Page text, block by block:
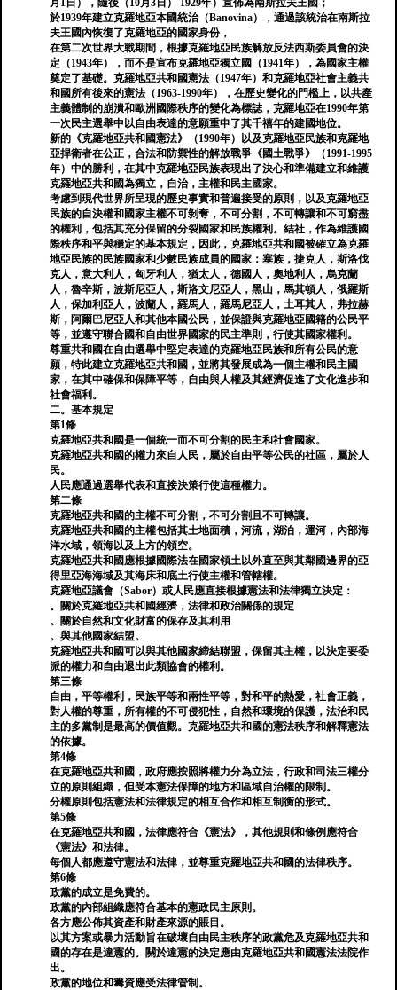
月1日），隨後（10月3日） 1929年）宣佈為南斯拉夫王國；
於1939年建立克羅地亞本國統治（Banovina），通過該統治在南斯拉
夫王國內恢復了克羅地亞的國家身份，
在第二次世界大戰期間，根據克羅地亞民族解放反法西斯委員會的決
定（1943年），而不是宣布克羅地亞獨立國（1941年），為國家主權
奠定了基礎。克羅地亞共和國憲法（1947年）和克羅地亞社會主義共
和國所有後來的憲法（1963-1990年），在歷史變化的門檻上，以共產
主義體制的崩潰和歐洲國際秩序的變化為標誌，克羅地亞在1990年第
一次民主選舉中以自由表達的意願重申了其千禧年的建國地位。
新的《克羅地亞共和國憲法》（1990年）以及克羅地亞民族和克羅地
亞捍衛者在公正，合法和防禦性的解放戰爭《國土戰爭》（1991-1995
年）中的勝利，在其中克羅地亞民族表現出了決心和準備建立和維護
克羅地亞共和國為獨立，自治，主權和民主國家。
考慮到現代世界所呈現的歷史事實和普遍接受的原則，以及克羅地亞
民族的自決權和國家主權不可剝奪，不可分割，不可轉讓和不可窮盡
的權利，包括其充分保留的分裂國家和民族權利。結社，作為維護國
際秩序和平與穩定的基本規定，因此，克羅地亞共和國被確立為克羅
地亞民族的民族國家和少數民族成員的國家：塞族，捷克人，斯洛伐
克人，意大利人，匈牙利人，猶太人，德國人，奧地利人，烏克蘭
人，魯辛斯，波斯尼亞人，斯洛文尼亞人，黑山，馬其頓人，俄羅斯
人，保加利亞人，波蘭人，羅馬人，羅馬尼亞人，土耳其人，弗拉赫
斯，阿爾巴尼亞人和其他本國公民，並保證與克羅地亞國籍的公民平
等，並遵守聯合國和自由世界國家的民主準則，行使其國家權利。
尊重共和國在自由選舉中堅定表達的克羅地亞民族和所有公民的意
願，特此建立克羅地亞共和國，並將其發展成為一個主權和民主國
家，在其中確保和保障平等，自由與人權及其經濟促進了文化進步和
社會福利。
二。基本規定
第1條
克羅地亞共和國是一個統一而不可分割的民主和社會國家。
克羅地亞共和國的權力來自人民，屬於自由平等公民的社區，屬於人
民。
人民應通過選舉代表和直接決策行使這種權力。
第二條
克羅地亞共和國的主權不可分割，不可分割且不可轉讓。
克羅地亞共和國的主權包括其土地面積，河流，湖泊，運河，內部海
洋水域，領海以及上方的領空。
克羅地亞共和國應根據國際法在國家領土以外直至與其鄰國邊界的亞
得里亞海海域及其海床和底土行使主權和管轄權。
克羅地亞議會（Sabor）或人民應直接根據憲法和法律獨立決定：
。關於克羅地亞共和國經濟，法律和政治關係的規定
。關於自然和文化財富的保存及其利用
。與其他國家結盟。
克羅地亞共和國可以與其他國家締結聯盟，保留其主權，以決定要委
派的權力和自由退出此類協會的權利。
第三條
自由，平等權利，民族平等和兩性平等，對和平的熱愛，社會正義，
對人權的尊重，所有權的不可侵犯性，自然和環境的保護，法治和民
主的多黨制是最高的價值觀。克羅地亞共和國的憲法秩序和解釋憲法
的依據。
第4條
在克羅地亞共和國，政府應按照將權力分為立法，行政和司法三權分
立的原則組織，但受本憲法保障的地方和區域自治權的限制。
分權原則包括憲法和法律規定的相互合作和相互制衡的形式。
第5條
在克羅地亞共和國，法律應符合《憲法》，其他規則和條例應符合
《憲法》和法律。
每個人都應遵守憲法和法律，並尊重克羅地亞共和國的法律秩序。
第6條
政黨的成立是免費的。
政黨的內部組織應符合基本的憲政民主原則。
各方應公佈其資產和財產來源的賬目。
以其方案或暴力活動旨在破壞自由民主秩序的政黨危及克羅地亞共和
國的存在是違憲的。關於違憲的決定應由克羅地亞共和國憲法法院作
出。
政黨的地位和籌資應受法律管制。